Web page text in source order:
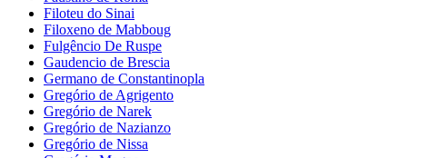
Filoteu do Sinai
Filoxeno de Mabboug
Fulgêncio De Ruspe
Gaudencio de Brescia
Germano de Constantinopla
Gregório de Agrigento
Gregório de Narek
Gregório de Nazianzo
Gregório de Nissa